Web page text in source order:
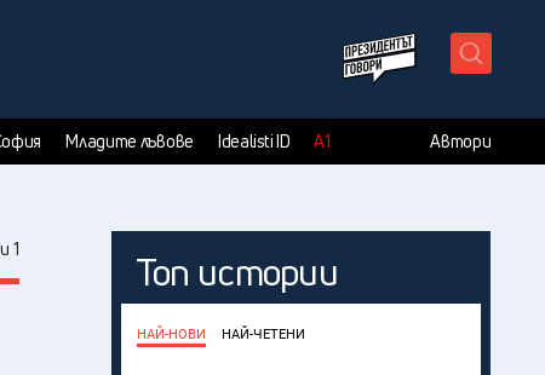
Младите лъвове Idealisti ID А1 Автори
1 Топ истории
НАЙ-НОВИ НАЙ-ЧЕТЕНИ